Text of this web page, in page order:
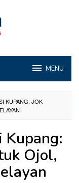
MENU
KUPANG: JOK
Ojol,